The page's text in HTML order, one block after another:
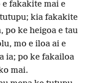
fakakite mai e
kia fakakite
po ke heigoa e tau
mo e iloa ai e
ia; po ke fakailoa
mai.